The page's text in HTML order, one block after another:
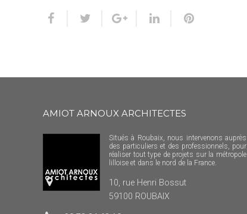
AMIOT ARNOUX ARCHITECTES
Situés à Roubaix, nous intervenons auprès
des particuliers et des professionnels, pour
réaliser tout type de projets sur la métropole
lilloise et dans le nord de la France.
10, rue Henri Bossut
59100 ROUBAIX